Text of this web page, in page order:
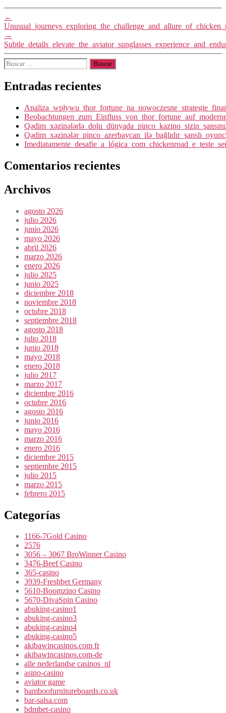
←
→
Entradas recientes
Comentarios recientes
Archivos
agosto 2026
julio 2026
junio 2026
mayo 2026
abril 2026
marzo 2026
enero 2026
julio 2025
junio 2025
diciembre 2018
noviembre 2018
octubre 2018
septiembre 2018
agosto 2018
julio 2018
junio 2018
mayo 2018
enero 2018
julio 2017
marzo 2017
diciembre 2016
octubre 2016
agosto 2016
junio 2016
mayo 2016
marzo 2016
enero 2016
diciembre 2015
septiembre 2015
julio 2015
marzo 2015
febrero 2015
Categorías
1166-7Gold Casino
2576
3056 – 3067 BroWinner Casino
3476-Beef Casino
365-casino
3939-Freshbet Germany
5610-Boomzino Casino
5670-DivaSpin Casino
abuking-casino1
abuking-casino3
abuking-casino4
abuking-casino5
akibawincasinos.com fr
akibawincasinos.com-de
alle nederlandse casinos_nl
asino-casino
aviator game
bamboofurnitureboards.co.uk
bar-salsa.com
bdmbet-casino